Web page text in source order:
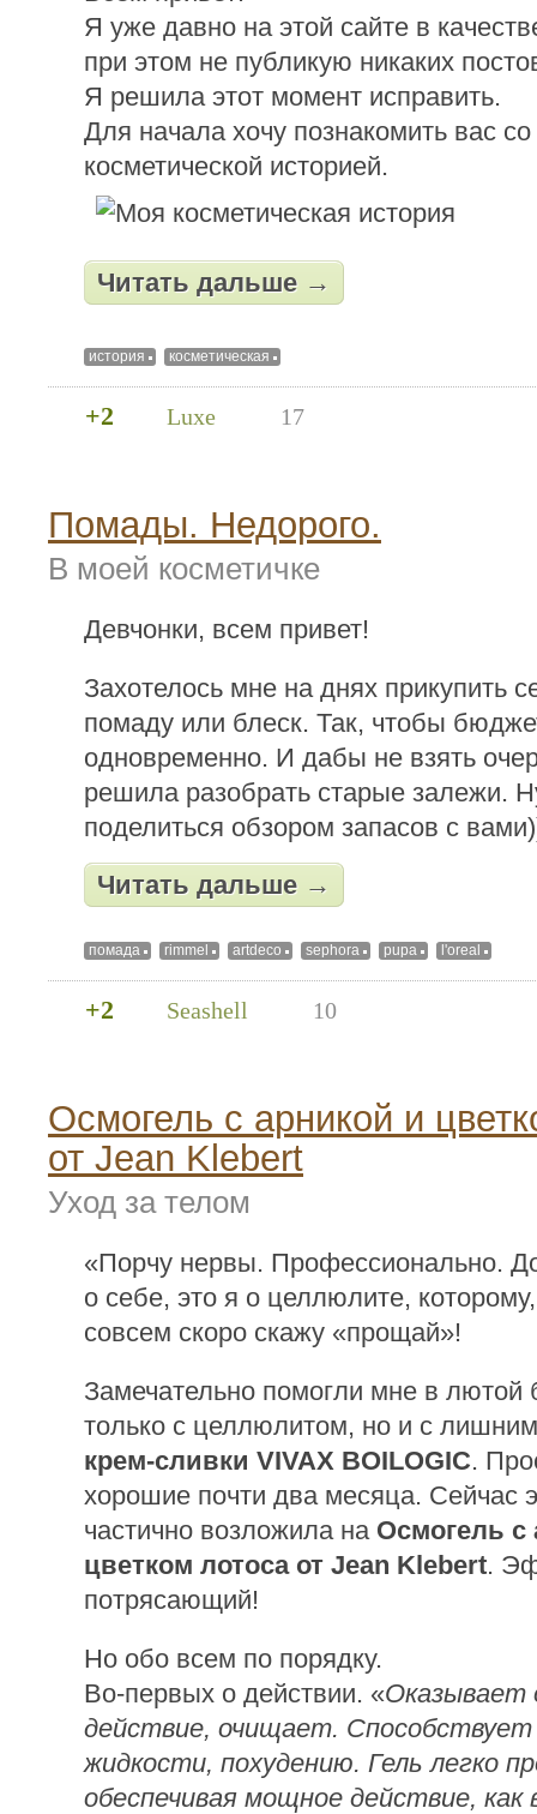
Я уже давно на этой сайте в
при этом не публикую никаких
Я решила этот момент исправить.
Для начала хочу познакомить вас
косметической историей.
Читать дальше →
история косметическая
+2 Luxe 17
Помады. Недорого.
В моей косметичке
Девчонки, всем привет!
Захотелось мне на днях прикупить
помаду или блеск. Так, чтобы
одновременно. И дабы не взять
решила разобрать старые залежи.
поделиться обзором запасов с
Читать дальше →
помада rimmel artdeco sephora pupa l'oreal
+2 Seashell 10
Осмогель с арникой и
от Jean Klebert
Уход за телом
«Порчу нервы. Профессионально.
о себе, это я о целлюлите,
совсем скоро скажу «прощай»!
Замечательно помогли мне в лютой
только с целлюлитом, но и с
крем-сливки VIVAX BOILOGIC.
хорошие почти два месяца. Сейчас
частично возложила на Осмогель с
цветком лотоса от Jean Klebert.
потрясающий!
Но обо всем по порядку.
Во-первых о действии. «Оказывает
действие, очищает.
жидкости, похудению. Гель легко
обеспечивая мощное действие, как